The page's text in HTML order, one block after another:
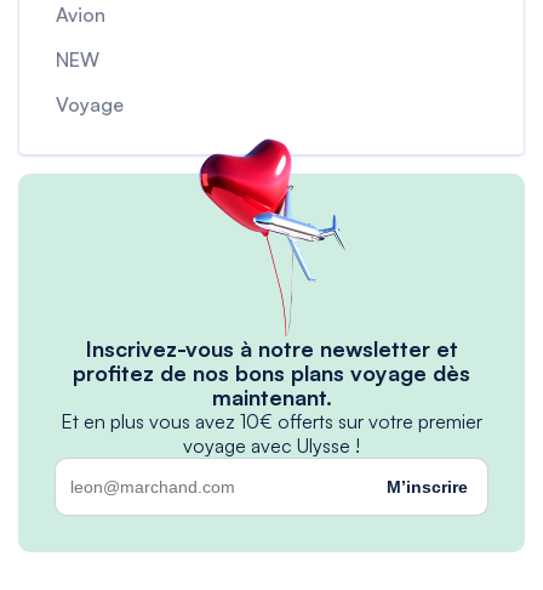
Avion
NEW
Voyage
Inscrivez-vous à notre newsletter et
profitez de nos bons plans voyage dès
maintenant.
Et en plus vous avez 10€ offerts sur votre premier
voyage avec Ulysse !
M’inscrire